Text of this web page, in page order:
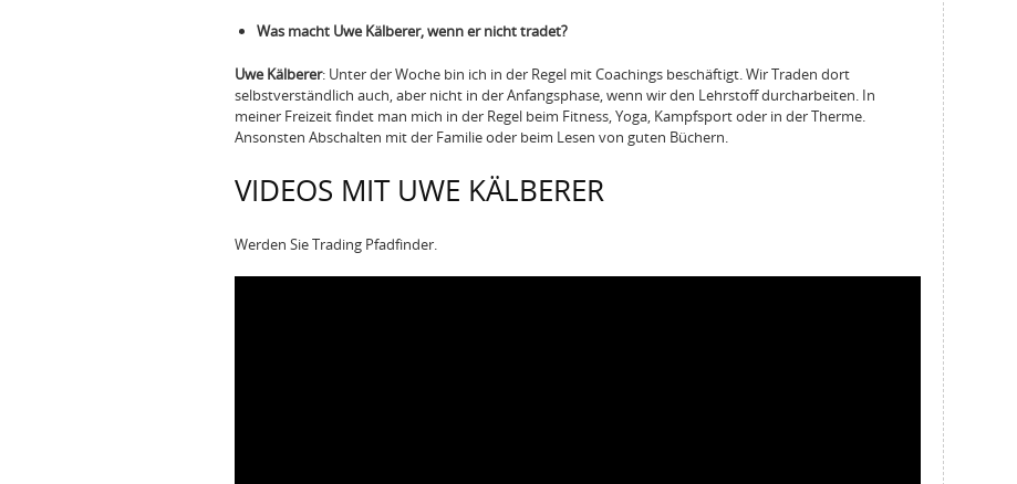
Was macht Uwe Kälberer, wenn er nicht tradet?
Uwe Kälberer: Unter der Woche bin ich in der Regel mit Coachings beschäftigt. Wir Traden dort
selbstverständlich auch, aber nicht in der Anfangsphase, wenn wir den Lehrstoff durcharbeiten. In
meiner Freizeit findet man mich in der Regel beim Fitness, Yoga, Kampfsport oder in der Therme.
Ansonsten Abschalten mit der Familie oder beim Lesen von guten Büchern.
VIDEOS MIT UWE KÄLBERER
Werden Sie Trading Pfadfinder.